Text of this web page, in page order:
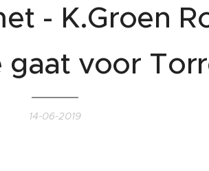
- K.Groen
gaat voor
14-06-2019